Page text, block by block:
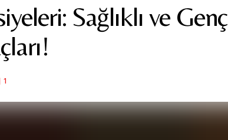
Sağlıklı ve Genç
1